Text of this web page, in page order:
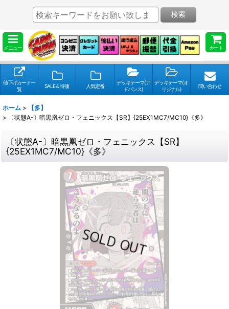
メニュー カート
検索
値下げカード一
覧
SALE＆特価 人気定番
デッキテーマ(ア
ドバンス)
デッキテーマ(オ
リジナル)
問い合わせ
ホーム >
【多】
>
〔状態A-〕暗黒凰ゼロ・フェニックス【SR】{25EX1MC7/MC10}《多》
〔状態A-〕暗黒凰ゼロ・フェニックス【SR】
{25EX1MC7/MC10}《多》